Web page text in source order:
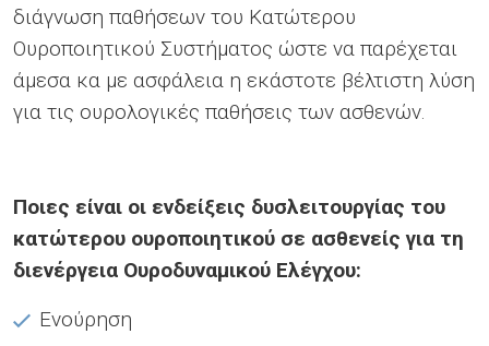
διάγνωση παθήσεων του Κατώτερου
Ουροποιητικού Συστήματος ώστε να παρέχεται
άμεσα κα με ασφάλεια η εκάστοτε βέλτιστη λύση
για τις ουρολογικές παθήσεις των ασθενών.
Ποιες είναι οι ενδείξεις δυσλειτουργίας του
κατώτερου ουροποιητικού σε ασθενείς για τη
διενέργεια Ουροδυναμικού Ελέγχου:
Ενούρηση